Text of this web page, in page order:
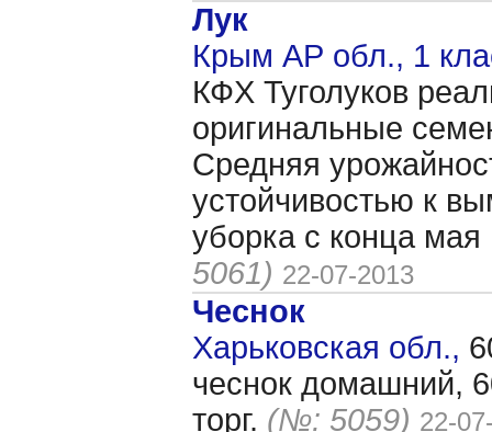
Лук
Крым АР обл., 1
КФХ Туголуков
оригинальные
Средняя
устойчивостью к
уборка с конца
5061) 22-07-2013
Чеснок
Харьковская обл.,
чеснок домашний,
торг. (№: 5059) 22-